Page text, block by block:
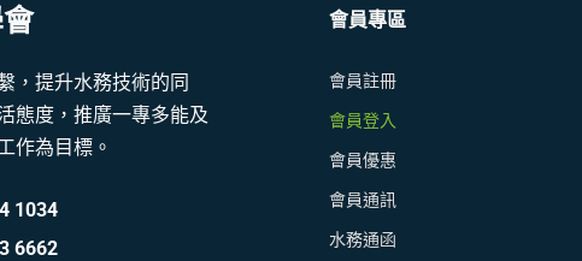
，提升水務技術的同
態度，推廣一專多能及
作為目標。
1034
6662
會員專區
會員註冊
會員登入
會員優惠
會員通訊
水務通函